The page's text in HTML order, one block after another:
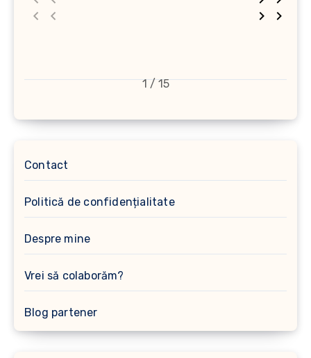
1 / 15
Contact
Politică de confidențialitate
Despre mine
Vrei să colaborăm?
Blog partener